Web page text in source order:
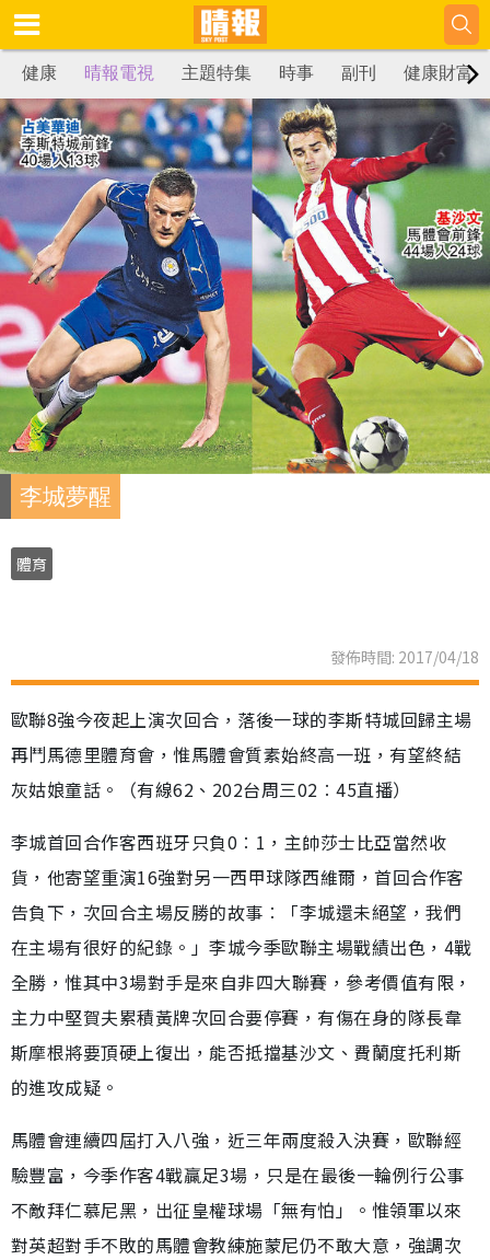
健康 晴報電視 主題特集 時事 副刊 健康財富
李城夢醒
體育
發佈時間: 2017/04/18
歐聯8強今夜起上演次回合，落後一球的李斯特城回歸主場
再鬥馬德里體育會，惟馬體會質素始終高一班，有望終結
灰姑娘童話。（有線62、202台周三02︰45直播）
李城首回合作客西班牙只負0︰1，主帥莎士比亞當然收
貨，他寄望重演16強對另一西甲球隊西維爾，首回合作客
告負下，次回合主場反勝的故事︰「李城還未絕望，我們
在主場有很好的紀錄。」李城今季歐聯主場戰績出色，4戰
全勝，惟其中3場對手是來自非四大聯賽，參考價值有限，
主力中堅賀夫累積黃牌次回合要停賽，有傷在身的隊長韋
斯摩根將要頂硬上復出，能否抵擋基沙文、費蘭度托利斯
的進攻成疑。
馬體會連續四屆打入八強，近三年兩度殺入決賽，歐聯經
驗豐富，今季作客4戰贏足3場，只是在最後一輪例行公事
不敵拜仁慕尼黑，出征皇權球場「無有怕」。惟領軍以來
對英超對手不敗的馬體會教練施蒙尼仍不敢大意，強調次